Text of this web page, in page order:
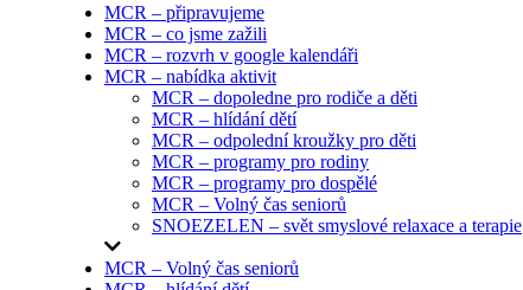
MCR – připravujeme
MCR – co jsme zažili
MCR – rozvrh v google kalendáři
MCR – nabídka aktivit
MCR – dopoledne pro rodiče a děti
MCR – hlídání dětí
MCR – odpolední kroužky pro děti
MCR – programy pro rodiny
MCR – programy pro dospělé
MCR – Volný čas seniorů
SNOEZELEN – svět smyslové relaxace a terapie
MCR – Volný čas seniorů